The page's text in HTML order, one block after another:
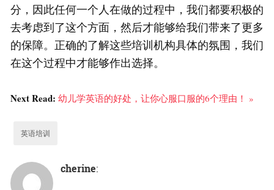
分，因此任何一个人在做的过程中，我们都要积极的
去考虑到了这个方面，然后才能够给我们带来了更多
的保障。正确的了解这些培训机构具体的氛围，我们
在这个过程中才能够作出选择。
Next Read: 幼儿学英语的好处，让你心服口服的6个理由！ »
英语培训
cherine: